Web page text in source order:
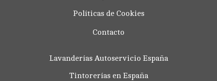
Políticas de Cookies
Contacto
Lavanderías Autoservicio España
Tintorerías en España